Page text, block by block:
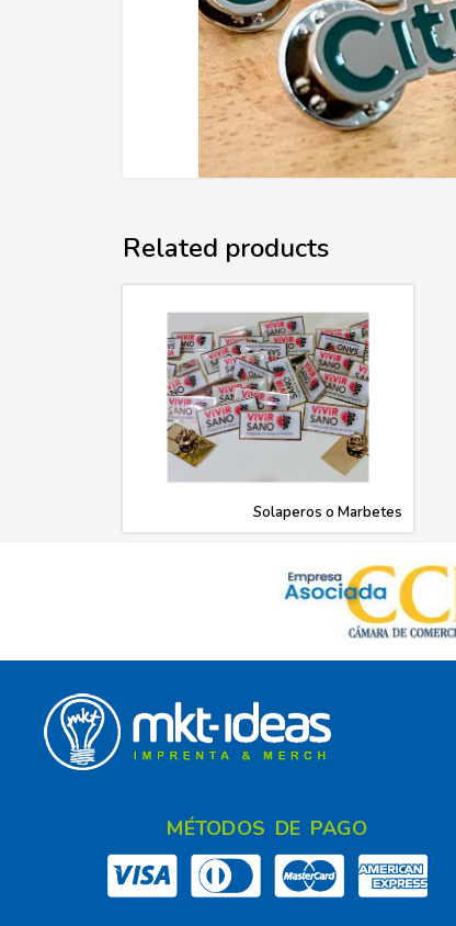
Related products
Solaperos o Marbetes
MÉTODOS DE PAGO